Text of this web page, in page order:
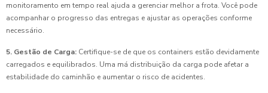
monitoramento em tempo real ajuda a gerenciar melhor a frota. Você pode
acompanhar o progresso das entregas e ajustar as operações conforme
necessário.
5. Gestão de Carga: Certifique-se de que os containers estão devidamente
carregados e equilibrados. Uma má distribuição da carga pode afetar a
estabilidade do caminhão e aumentar o risco de acidentes.